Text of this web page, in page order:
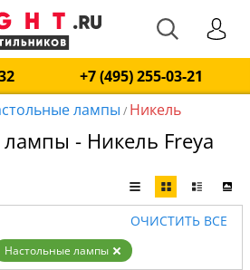
+7 (495) 255-03-21
лампы / Никель
- Никель Freya
ОЧИСТИТЬ ВСЕ
Настольные лампы